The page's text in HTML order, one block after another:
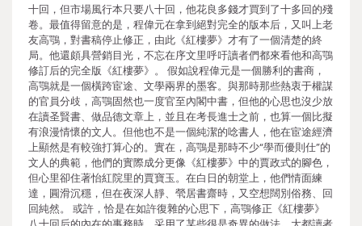
十回，但市場風行本只要八十回，他花良多錢才買到了十多回的殘
卷。最值得留意的是，程偉元在拿到絕對完全的版本后，又叫上老
友高鶚，對書稿停止修正，由此《紅樓夢》才有了一個清楚的終
局。他還頗具營銷目光，不忘在序文里呼吁讀者們都來看他和高鶚
修訂后的完全版《紅樓夢》。 假如說程偉元是一個勝利的書商，
高鶚就是一個橫跨宦途、文學兩界的墨客。與那時那些熱衷于權謀
的官員分歧，高鶚固然也一度官至內閣中書，但他的心思也沒少放
在讀圣賢書、做品德文章上，並且在考長進士之前，也算一個比擬
有浪漫情懷的文人。但他也不是一個純潔的唸書人，他在宦途經濟
上顯然是有較強打算心的。實在，高鶚是那時不少“學而優則仕”的
文人的典範，他們的實際成分更像《紅樓夢》中的賈政式的腳色，
但心里卻住著怡紅院里的賈寶玉。在白日的朝堂上，他們情面練
達，圓滑沉穩，但在夜深人靜、煢居書齋時，又空想闊別俗務、回
回純然。 或許，恰是在如許復雜的心思下，高鶚修正《紅樓夢》